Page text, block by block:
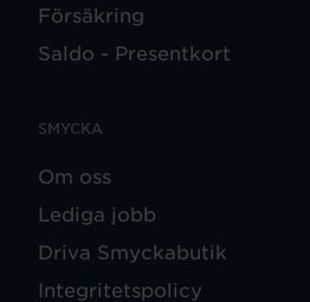
Försäkring
Saldo - Presentkort
SMYCKA
Om oss
Lediga jobb
Driva Smyckabutik
Integritetspolicy